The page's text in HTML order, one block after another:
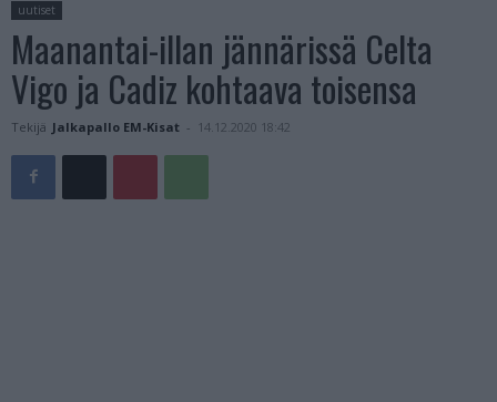
uutiset
Maanantai-illan jännärissä Celta
Vigo ja Cadiz kohtaava toisensa
Tekijä Jalkapallo EM-Kisat - 14.12.2020 18:42